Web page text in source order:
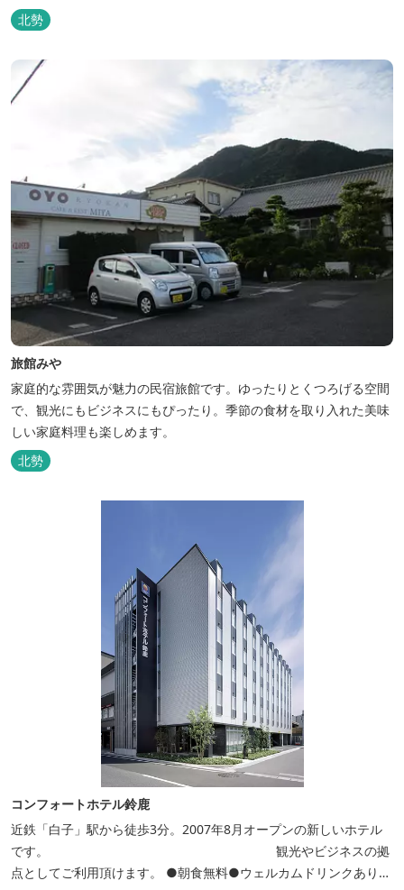
北勢
旅館みや
家庭的な雰囲気が魅力の民宿旅館です。ゆったりとくつろげる空間
で、観光にもビジネスにもぴったり。季節の食材を取り入れた美味
しい家庭料理も楽しめます。
北勢
コンフォートホテル鈴鹿
近鉄「白子」駅から徒歩3分。2007年8月オープンの新しいホテル
です。 観光やビジネスの拠
点としてご利用頂けます。 ●朝食無料●ウェルカムドリンクあり●